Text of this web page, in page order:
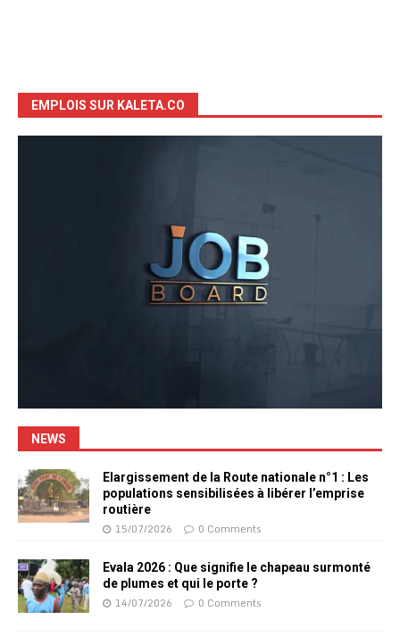
EMPLOIS SUR KALETA.CO
NEWS
Elargissement de la Route nationale n°1 : Les
populations sensibilisées à libérer l’emprise
routière
15/07/2026 0 Comments
Evala 2026 : Que signifie le chapeau surmonté
de plumes et qui le porte ?
14/07/2026 0 Comments